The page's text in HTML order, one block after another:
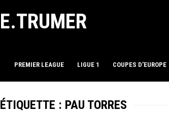
E.TRUMER
PREMIER LEAGUE LIGUE 1 COUPES D’EUROPE
ÉTIQUETTE : PAU TORRES